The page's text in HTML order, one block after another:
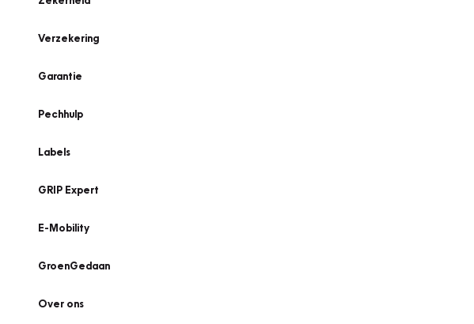
Verzekering
Garantie
Pechhulp
Labels
GRIP Expert
E-Mobility
GroenGedaan
Over ons